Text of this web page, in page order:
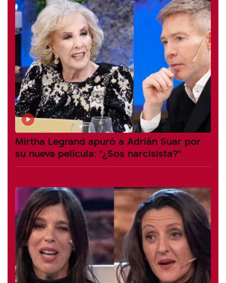
Mirtha Legrand apuró a Adrián Suar por
su nueva película: "¿Sos narcisista?"